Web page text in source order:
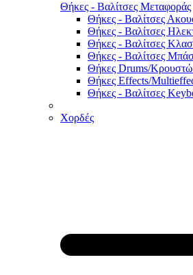
Θήκες - Βαλίτσες Μεταφοράς
Θήκες - Βαλίτσες
Θήκες - Βαλίτσες
Θήκες - Βαλίτσες
Θήκες - Βαλίτσες
Θήκες Drums/
Θήκες Effects/
Θήκες - Βαλίτσες
Χορδές